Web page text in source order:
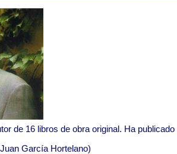
de 16 libros de obra original. Ha
García Hortelano)